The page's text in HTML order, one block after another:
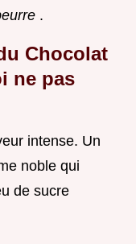
.
Chocolat
ne pas
intense. Un
noble qui
de sucre